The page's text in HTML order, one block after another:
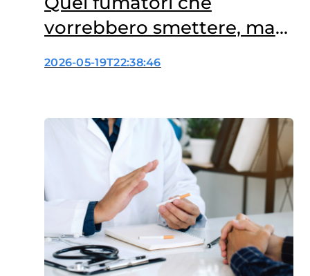
vorrebbero smettere, ma
non riescono
2026-05-19T22:38:46